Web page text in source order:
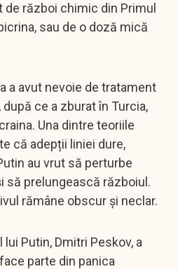
de război chimic din Primul
sau de o doză mică
a avut nevoie de tratament
ce a zburat în Turcia,
Una dintre teoriile
că adepții liniei dure,
au vrut să perturbe
să prelungească războiul.
rămâne obscur și neclar.
Putin, Dmitri Peskov, a
parte din panica